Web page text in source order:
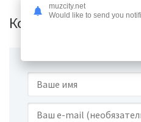
Комментарии (0)
muzcity.net
Would like to send you